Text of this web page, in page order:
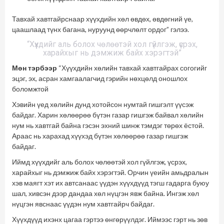
Тавхай хавтгайрснаар хүүхдийн хөл өвдөх, өвдөгний үе,
цаашлаад түнх багана, нуруунд өөрчлөлт ордог” гэлээ.
“Хүүхдийг аль болох чөлөөтэй хол гүйлгэж, үсрэх,
харайхыг нь дэмжиж байх хэрэгтэй”
Мөн тэрбээр “Хүүхдийн хөлийн тавхай хавтгайрах согогийг
эцэг, эх, асран хамгаалагчид гэрийн нөхцөлд оношлох
боломжтой
Хэвийн үед хөлийн дунд хотойсон нумтай гишгэлт үүсэж
байдаг. Харин хөлөөрөө бүтэн газар гишгэж байвал хөлийн
нум нь хавтгай байна гэсэн эхний шинж тэмдэг төрөх ёстой.
Араас нь харахад хүүхэд бүтэн хөлөөрөө газар гишгэж
байдаг.
Иймд хүүхдийг аль болох чөлөөтэй хол гүйлгэж, үсрэх,
харайхыг нь дэмжиж байх хэрэгтэй. Орчин үеийн амьдралын
хэв маягт хэт их автсанаас үүдэн хүүхдүүд тэгш гадарга буюу
шал, хивсэн дээр дандаа хөл нүцгэн явж байна. Ингэж хөл
нүцгэн явснаас үүдэн нум хавтгайрч байдаг.
Хүүхдүүд ихэнх цагаа гэртээ өнгөрүүлдэг. Иймээс гэрт нь зөв